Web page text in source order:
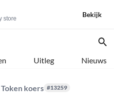
store
Bekijk
Uitleg Nieuws
koers #13259